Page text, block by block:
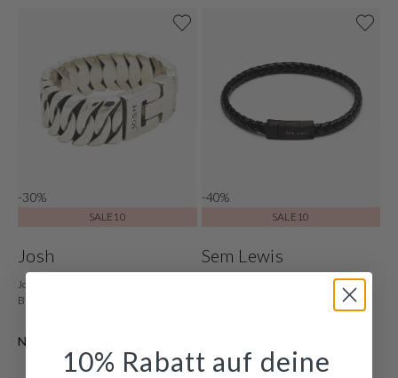
-30%
SALE10
Josh
Josh Silberfarbene Armband 03504-
BRA-S/L
Normaler Preis: € 94,95
-40%
SALE10
Sem Lewis
Sem Lewis Bakerloo Baker Street
Armband SL210001 (Lengte: 21.00
Normaler Preis: € 49,95
10% Rabatt auf deine